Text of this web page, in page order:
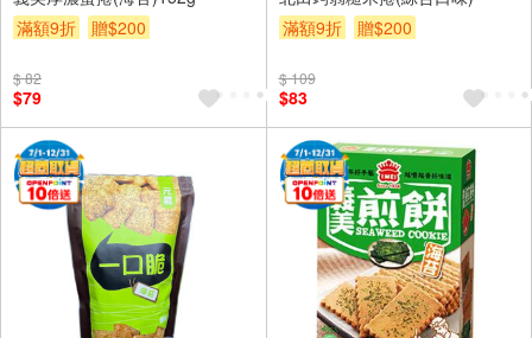
滿額9折
贈$200
$ 82
$79
滿額9折
贈$200
$ 109
$83